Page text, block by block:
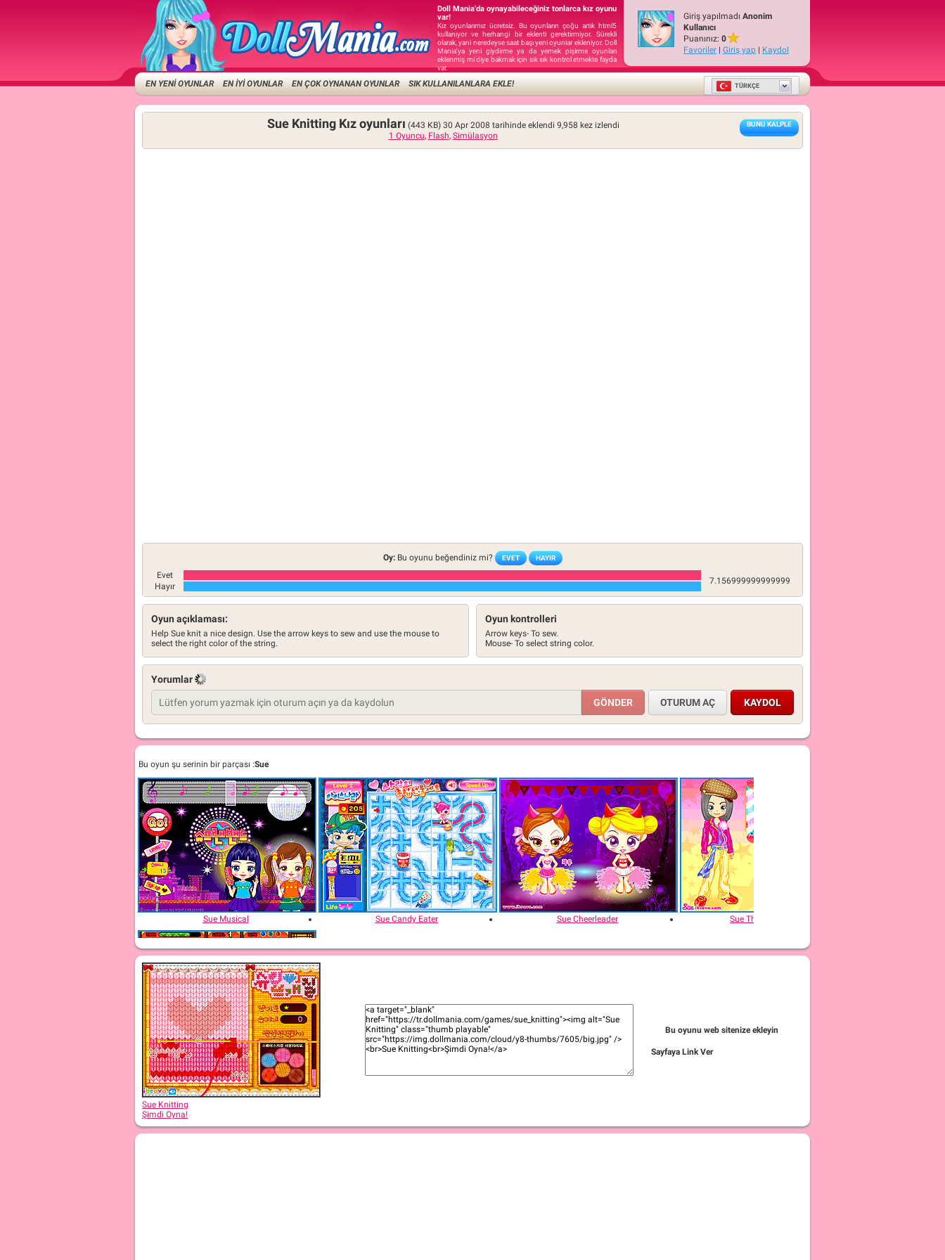
Doll Mania'da oynayabileceğiniz tonlarca kız oyunu
var!
Kız oyunlarımız ücretsiz. Bu oyunların çoğu artık html5
kullanıyor ve herhangi bir eklenti gerektirmiyor. Sürekli
olarak, yani neredeyse saat başı yeni oyunlar ekleniyor. Doll
Mania'ya yeni giydirme ya da yemek pişirme oyunları
eklenmiş mi diye bakmak için sık sık kontrol etmekte fayda
var.
Giriş yapılmadı Anonim
Kullanıcı
Puanınız: 0
Favoriler | Giriş yap | Kaydol
EN YENİ OYUNLAR EN İYİ OYUNLAR EN ÇOK OYNANAN OYUNLAR SIK KULLANILANLARA EKLE! TÜRKÇE
BUNU KALPLE
Sue Knitting Kız oyunları (443 KB) 30 Apr 2008 tarihinde eklendi 9,958 kez izlendi
1 Oyuncu, Flash, Simülasyon
Oy:Bu oyunu beğendiniz mi? EVET HAYIR
Evet
7.156999999999999
Hayır
Oyun açıklaması:
Help Sue knit a nice design. Use the arrow keys to sew and use the mouse to
select the right color of the string.
Oyun kontrolleri
Arrow keys- To sew.
Mouse- To select string color.
Yorumlar
OTURUM AÇ KAYDOL
Bu oyun şu serinin bir parçası :Sue
Sue Musical Sue Candy Eater Sue Cheerleader Sue The Hairdresser
Sue Dumplings
Sue Knitting
Şimdi Oyna!
Bu oyunu web sitenize ekleyin
Sayfaya Link Ver